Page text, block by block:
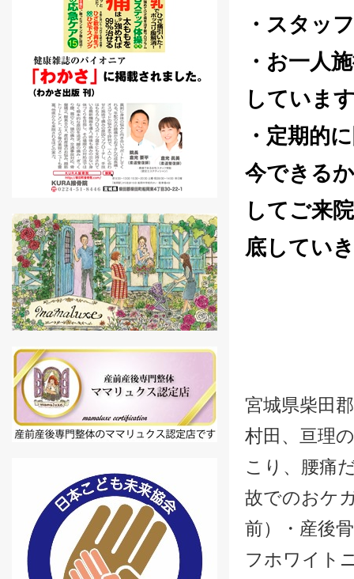
・スタッ
・お一人
していま
・定期的
今できる
してご来
底してい
宮城県柴田
村田、亘理
こり、腰痛
故でのおケ
前）・産後
フホワイト